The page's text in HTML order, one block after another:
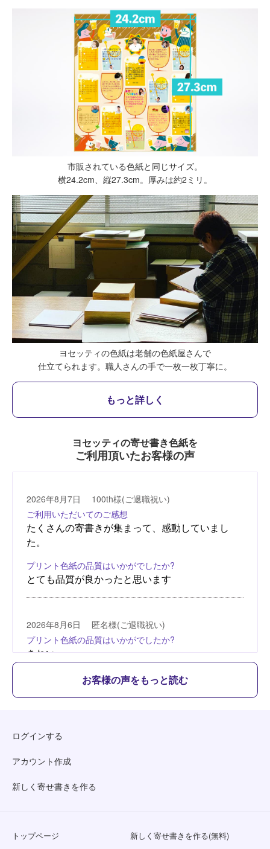
市販されている色紙と同じサイズ。
横24.2cm、縦27.3cm。厚みは約2ミリ。
ヨセッティの色紙は老舗の色紙屋さんで
仕立てられます。 職人さんの手で一枚一枚丁寧に。
もっと詳しく
ヨセッティの寄せ書き色紙を
ご利用頂いたお客様の声
お客様の声をもっと読む
ログインする
アカウント作成
新しく寄せ書きを作る
トップページ 新しく寄せ書きを作る(無料)